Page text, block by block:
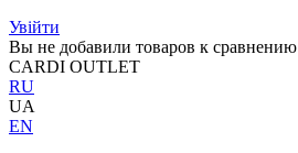
Увійти
Вы не добавили товаров к сравнению
CARDI OUTLET
RU
UA
EN